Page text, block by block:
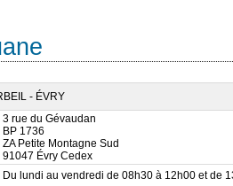
- ÉVRY
3 rue du Gévaudan
BP 1736
ZA Petite Montagne Sud
91047 Évry Cedex
Du lundi au vendredi de 08h30 à 12h00 et de